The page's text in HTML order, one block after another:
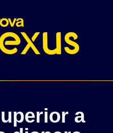
ferramentas
a